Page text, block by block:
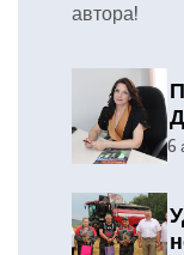
автора!
6